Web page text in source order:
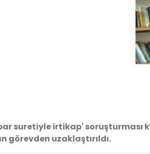
suretiyle irtikap' soruşturması
görevden uzaklaştırıldı.